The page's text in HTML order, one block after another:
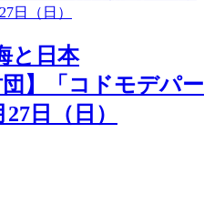
と日本
】「コドモデパー
日（日）